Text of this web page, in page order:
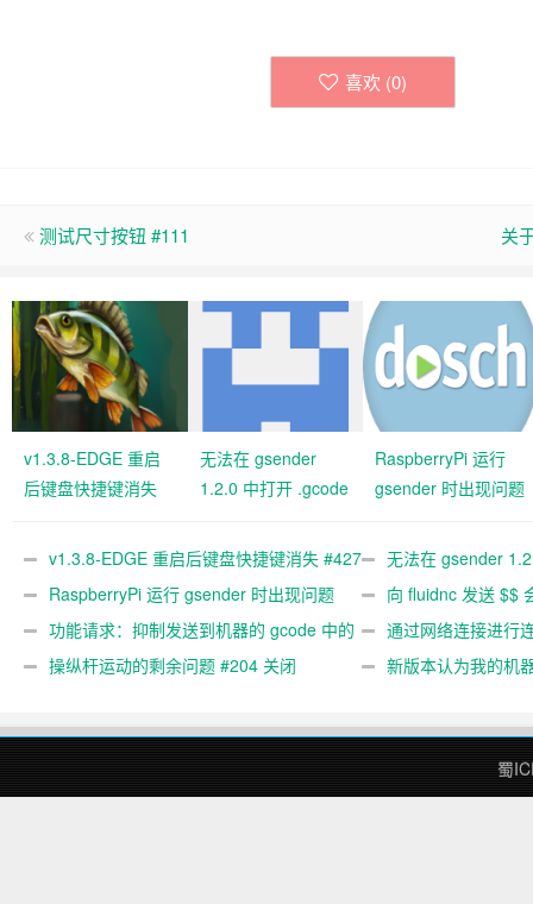
喜欢 (0)
测试尺寸按钮 #111 关
v1.3.8-EDGE 重启
后键盘快捷键消失
无法在 gsender
1.2.0 中打开 .gcode
RaspberryPi 运行
gsender 时出现问题
v1.3.8-EDGE 重启后键盘快捷键消失 #427
关闭
无法在 gsender
#367
RaspberryPi 运行 gsender 时出现问题
#89
向 fluidnc 发送 $$
#473
功能请求：抑制发送到机器的 gcode 中的
gcode 注释。 #444 关闭
通过网络连接进行
操纵杆运动的剩余问题 #204 关闭
新版本认为我的机
蜀